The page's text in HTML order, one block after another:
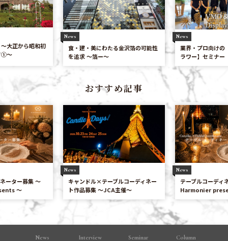
大正から昭和初
①〜
News
食・建・美にわたる金沢箔の可能性
を追求 〜箔ー〜
News
業界・プロ向けの
ラワー】セミナー
おすすめ記事
ーター募集 〜
〜
News
キャンドル×テーブルコーディネー
ト作品募集 ～JCA主催～
News
テーブルコーディ
Harmonier
News Interview Seminar Column